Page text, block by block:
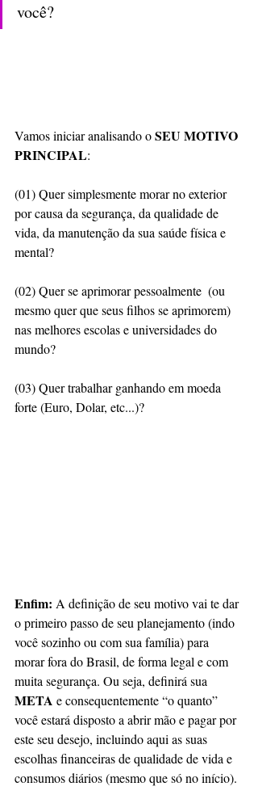
você?
Vamos iniciar analisando o SEU MOTIVO
PRINCIPAL:
(01) Quer simplesmente morar no exterior
por causa da segurança, da qualidade de
vida, da manutenção da sua saúde física e
mental?
(02) Quer se aprimorar pessoalmente  (ou
mesmo quer que seus filhos se aprimorem)
nas melhores escolas e universidades do
mundo?
(03) Quer trabalhar ganhando em moeda
forte (Euro, Dolar, etc...)?
Enfim: A definição de seu motivo vai te dar
o primeiro passo de seu planejamento (indo
você sozinho ou com sua família) para
morar fora do Brasil, de forma legal e com
muita segurança. Ou seja, definirá sua
META e consequentemente “o quanto”
você estará disposto a abrir mão e pagar por
este seu desejo, incluindo aqui as suas
escolhas financeiras de qualidade de vida e
consumos diários (mesmo que só no início).